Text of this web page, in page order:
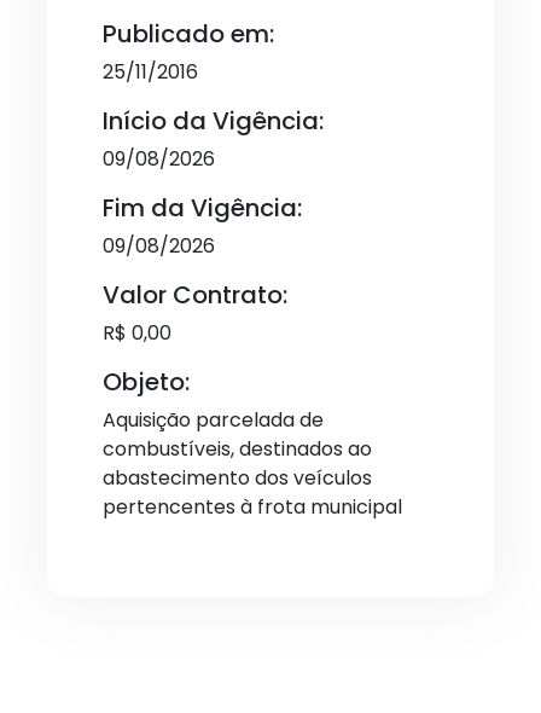
Publicado em:
25/11/2016
Início da Vigência:
09/08/2026
Fim da Vigência:
09/08/2026
Valor Contrato:
R$ 0,00
Objeto:
Aquisição parcelada de
combustíveis, destinados ao
abastecimento dos veículos
pertencentes à frota municipal